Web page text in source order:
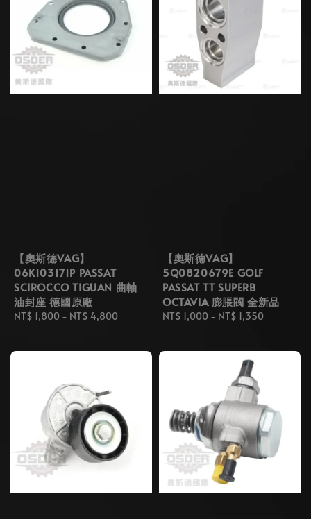
【奧斯德VAG】
06K103171P PASSAT
SCIROCCO TIGUAN 曲軸
油封座 德國原廠
Regular
NT$ 1,800 - NT$ 4,800
【奧斯德VAG】
5Q0820679E GOLF
PASSAT TT SUPERB
OCTAVIA 膨脹閥 全新品
Regular
NT$ 1,000 - NT$ 1,350